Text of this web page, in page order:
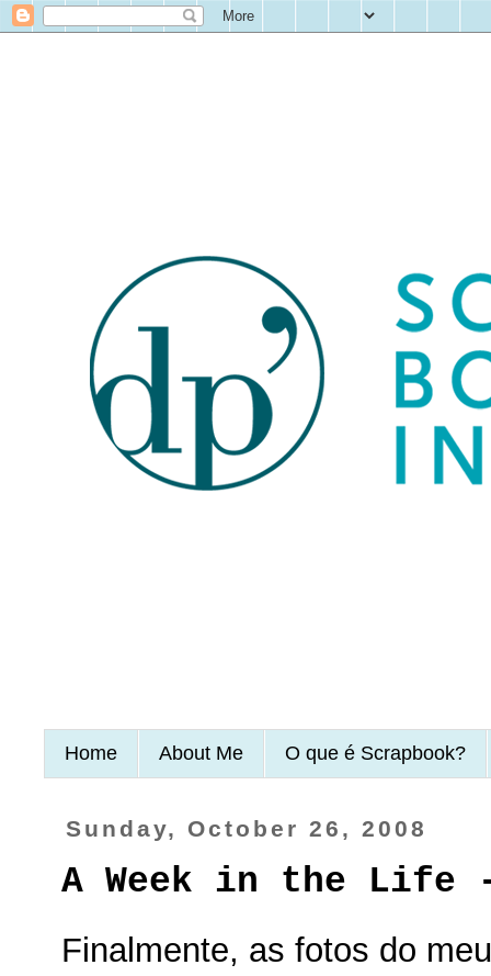
Home About Me O que é Scrapbook?
Sunday, October 26, 2008
A Week in the Life
Finalmente, as fotos do